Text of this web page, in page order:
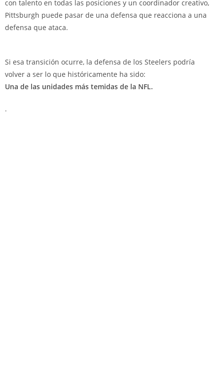
con talento en todas las posiciones y un coordinador creativo,
Pittsburgh puede pasar de una defensa que reacciona a una
defensa que ataca.
Si esa transición ocurre, la defensa de los Steelers podría
volver a ser lo que históricamente ha sido:
Una de las unidades más temidas de la NFL.
.